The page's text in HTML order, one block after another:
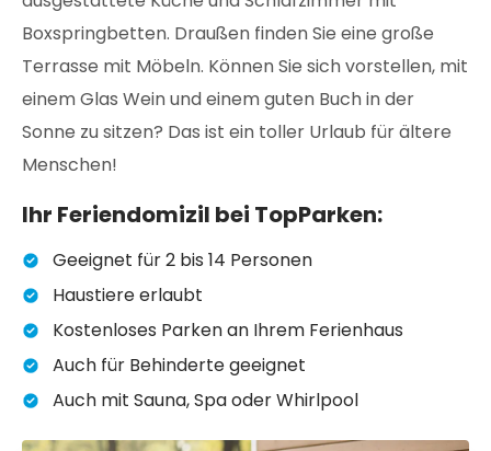
Boxspringbetten. Draußen finden Sie eine große
Terrasse mit Möbeln. Können Sie sich vorstellen, mit
einem Glas Wein und einem guten Buch in der
Sonne zu sitzen? Das ist ein toller Urlaub für ältere
Menschen!
Ihr Feriendomizil bei TopParken:
Geeignet für 2 bis 14 Personen
Haustiere erlaubt
Kostenloses Parken an Ihrem Ferienhaus
Auch für Behinderte geeignet
Auch mit Sauna, Spa oder Whirlpool